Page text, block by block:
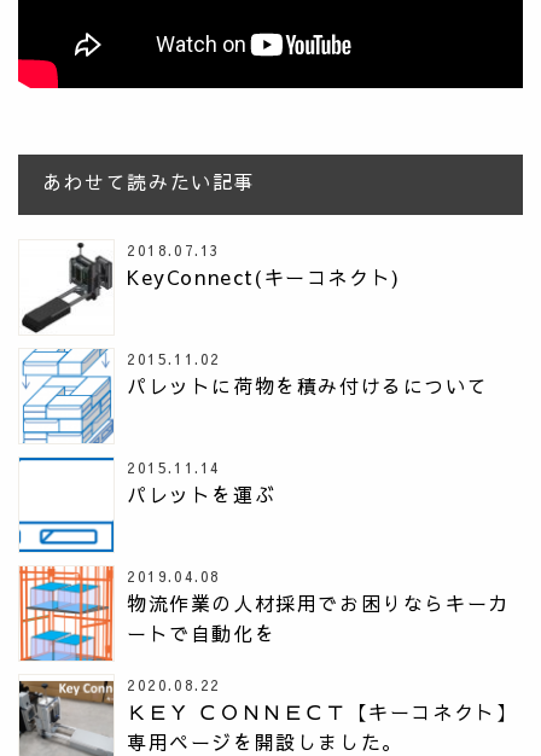
あわせて読みたい記事
2018.07.13
KeyConnect(キーコネクト)
2015.11.02
パレットに荷物を積み付けるについて
2015.11.14
パレットを運ぶ
2019.04.08
物流作業の人材採用でお困りならキーカ
ートで自動化を
2020.08.22
ＫＥＹ ＣＯＮＮＥＣＴ【キーコネクト】
専用ページを開設しました。